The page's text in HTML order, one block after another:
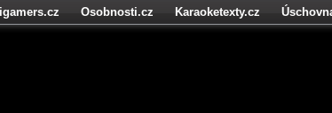
Osobnosti.cz Karaoketexty.cz